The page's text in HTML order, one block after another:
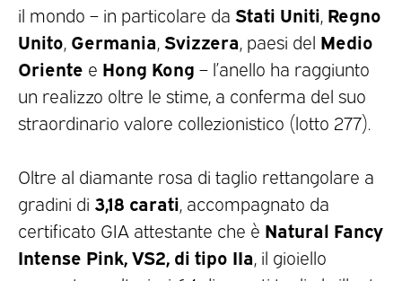
il mondo – in particolare da Stati Uniti Regno
Unito Germania Svizzera , paesi del Medio
Oriente e Hong Kong – l’anello ha raggiunto
un realizzo oltre le stime, a conferma del suo
straordinario valore collezionistico (lotto 277).
Oltre al diamante rosa di taglio rettangolare a
gradini di 3,18 carati , accompagnato da
certificato GIA attestante che è Natural Fancy
Intense Pink, VS2, di tipo IIa , il gioiello